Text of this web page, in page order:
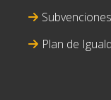
Plan de